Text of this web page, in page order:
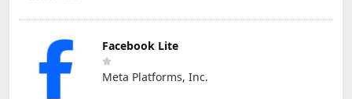
Facebook Lite
Meta Platforms, Inc.